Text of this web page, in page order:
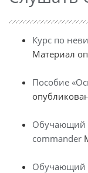
Курс по
Материал
Пособие
Обучающий
commander
Обучающий